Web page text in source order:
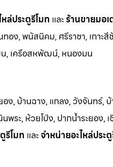
ล่ประตูรีโมท และร้านขายมอเ
ทอง, พนัสนิคม, ศรีราชา, เกาะสี
น, เครือสหพัฒน์, หนองมน
ยอง, บ้านฉาง, แกลง, วังจันท
พระ, ห้วยโป่ง, ปากน้ำระยอง
รีโมท และจำหน่ายอะไหล่ประ